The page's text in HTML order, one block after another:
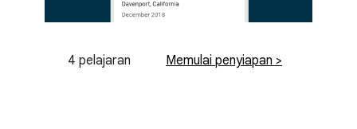
4 pelajaran Memulai penyiapan >